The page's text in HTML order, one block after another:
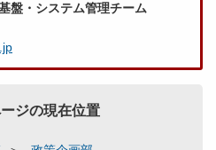
盤・システム管理チーム
ジの現在位置